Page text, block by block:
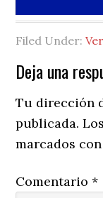
Filed Under:
Reader
Deja una
Tu dirección
publicada.
marcados
Comentario*